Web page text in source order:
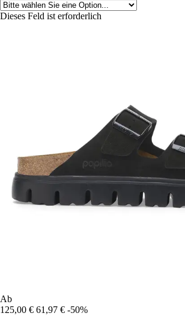
Dieses Feld ist erforderlich
Ab
125,00 € 61,97 € -50%